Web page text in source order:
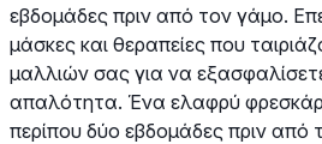
εβδομάδες πριν από τον γάμο.
μάσκες και θεραπείες που
μαλλιών σας για να
απαλότητα. Ένα ελαφρύ
περίπου δύο εβδομάδες πριν από